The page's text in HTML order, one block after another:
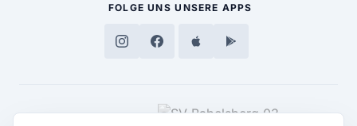
FOLGE UNS UNSERE APPS
MEDIENPARTNER